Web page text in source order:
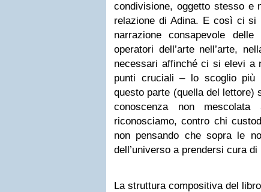
condivisione, oggetto stesso e
relazione di Adina. E così ci si
narrazione consapevole
operatori dell’arte nell’arte,
necessari affinché ci si elevi a
punti cruciali – lo scoglio
questo parte (quella del lettore)
conoscenza non
riconosciamo, contro chi
non pensando che sopra le
dell’universo a prendersi cura di
La struttura compositiva del